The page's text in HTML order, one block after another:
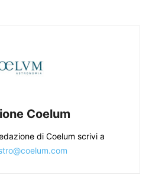
Coelum
di Coelum scrivi a